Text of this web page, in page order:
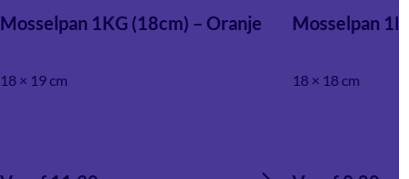
Mosselpan 1KG (18cm) – Oranje
18 × 19 cm
Mosselpan
18 × 18 cm